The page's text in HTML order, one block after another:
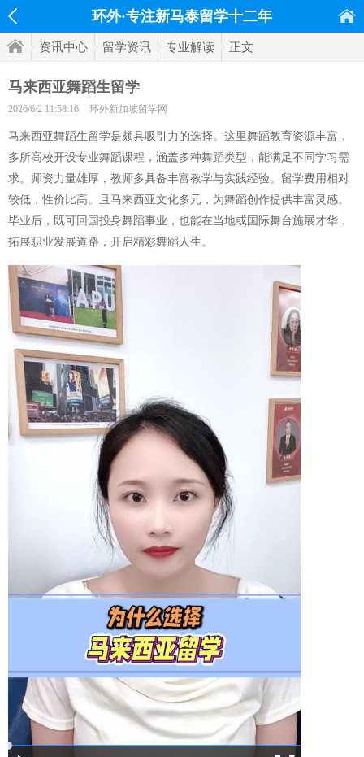
环外·专注新马泰留学十二年
资讯中心 留学资讯 专业解读 正文
马来西亚舞蹈生留学
2026/6/2 11:58:16 环外新加坡留学网
马来西亚舞蹈生留学是颇具吸引力的选择。这里舞蹈教育资源丰富，
多所高校开设专业舞蹈课程，涵盖多种舞蹈类型，能满足不同学习需
求。师资力量雄厚，教师多具备丰富教学与实践经验。留学费用相对
较低，性价比高。且马来西亚文化多元，为舞蹈创作提供丰富灵感。
毕业后，既可回国投身舞蹈事业，也能在当地或国际舞台施展才华，
拓展职业发展道路，开启精彩舞蹈人生。